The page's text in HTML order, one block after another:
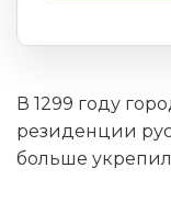
В 1299 году
резиденции
больше